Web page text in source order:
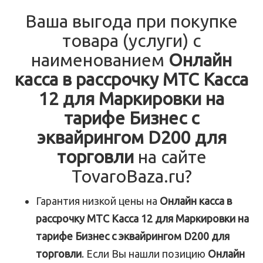
Ваша выгода при покупке
товара (услуги) с
наименованием Онлайн
касса в рассрочку МТС Касса
12 для Маркировки на
тарифе Бизнес с
эквайрингом D200 для
торговлина сайте
TovaroBaza.ru?
Гарантия низкой цены на Онлайн касса в
рассрочку МТС Касса 12 для Маркировки на
тарифе Бизнес с эквайрингом D200 для
торговли. Если Вы нашли позицию Онлайн